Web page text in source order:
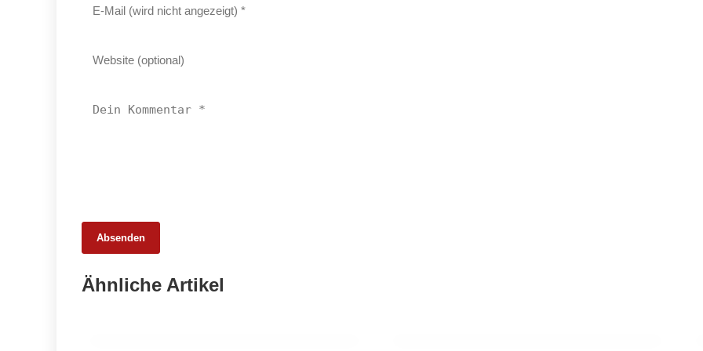
Absenden
Ähnliche Artikel
65 Millionen Euro Umsatz in der